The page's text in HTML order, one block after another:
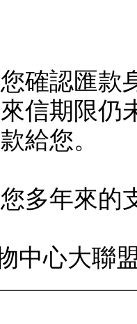
確認匯款
信期限仍
給您。
多年來的
中心大